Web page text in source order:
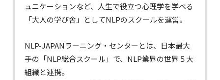
ュニケーションなど、人生で役立つ心理学を学べる
「大人の学び舎」としてNLPのスクールを運営。
NLP-JAPANラーニング・センターとは、日本最大
手の「NLP総合スクール」で、NLP業界の世界５大
組織と連携。